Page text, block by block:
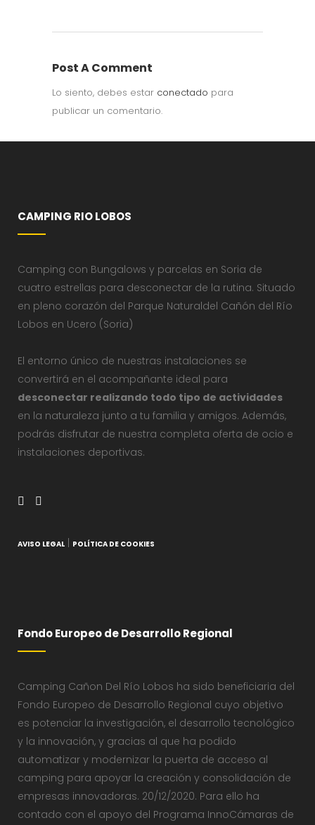
Post A Comment
Lo siento, debes estar conectado para
publicar un comentario.
CAMPING RIO LOBOS
Camping con Bungalows y parcelas en Soria de
cuatro estrellas para desconectar de la rutina. Situado
en pleno corazón del Parque Naturaldel Cañón del Río
Lobos en Ucero (Soria)
El entorno único de nuestras instalaciones se
convertirá en el acompañante ideal para
desconectar realizando todo tipo de actividades
en la naturaleza junto a tu familia y amigos. Además,
podrás disfrutar de nuestra completa oferta de ocio e
instalaciones deportivas.
AVISO LEGAL POLÍTICA DE COOKIES
Fondo Europeo de Desarrollo Regional
Camping Cañon Del Río Lobos ha sido beneficiaria del
Fondo Europeo de Desarrollo Regional cuyo objetivo
es potenciar la investigación, el desarrollo tecnológico
y la innovación, y gracias al que ha podido
automatizar y modernizar la puerta de acceso al
camping para apoyar la creación y consolidación de
empresas innovadoras. 20/12/2020. Para ello ha
contado con el apoyo del Programa InnoCámaras de